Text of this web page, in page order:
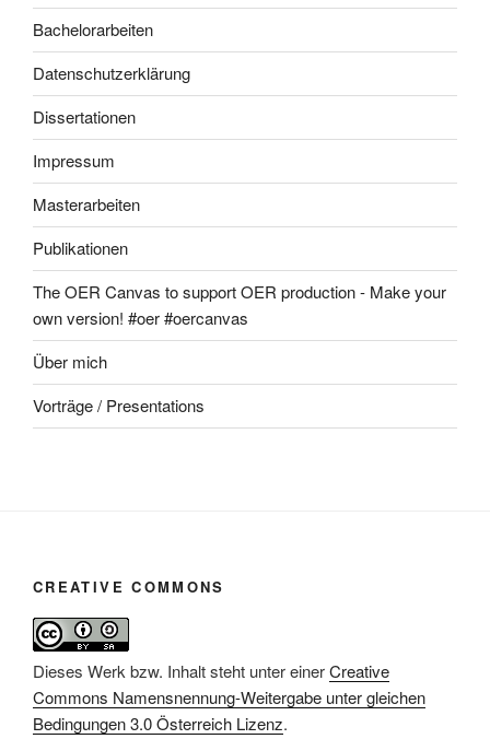
Bachelorarbeiten
Datenschutzerklärung
Dissertationen
Impressum
Masterarbeiten
Publikationen
The OER Canvas to support OER production - Make your
own version! #oer #oercanvas
Über mich
Vorträge / Presentations
CREATIVE COMMONS
Dieses Werk bzw. Inhalt steht unter einerCreative
Commons Namensnennung-Weitergabe unter gleichen
Bedingungen 3.0 Österreich Lizenz.